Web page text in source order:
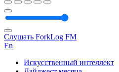
Слушать ForkLog FM
En
Искусственный интеллект